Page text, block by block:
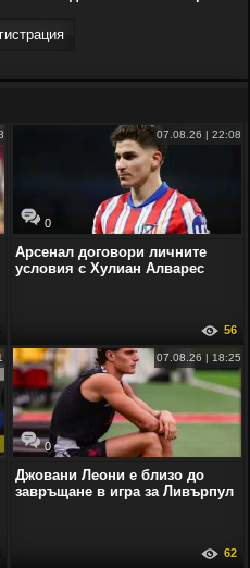
0
07.08.26 | 22:08
Арсенал договори личните
условия с Хулиан Алварес
56
0
07.08.26 | 18:25
Джовани Леони е близо до
завръщане в игра за Ливърпул
62